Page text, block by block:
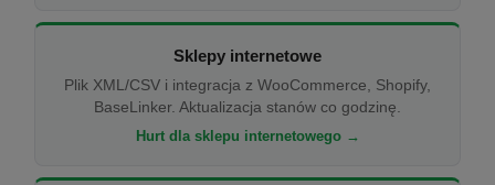
Sklepy internetowe
Plik XML/CSV i integracja z WooCommerce, Shopify,
BaseLinker. Aktualizacja stanów co godzinę.
Hurt dla sklepu internetowego →